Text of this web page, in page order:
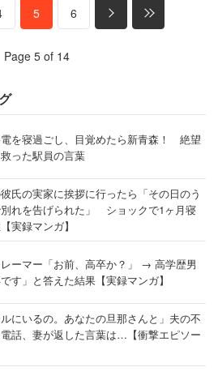
5 6
Page 5 of 14
を寝過ごし、目覚めたら新青森！ 絶望
った駅員の言葉
氏の実家に挨拶に行ったら「その日のう
れを告げられた」 ショックで1ヶ月寝
実録マンガ】
ーマー「お前、高卒か？」 → 高学歴男
す」と答えた結果【実録マンガ】
ルにいるの。あなたの旦那さんと」夫の不
話、妻が返した言葉は…【衝撃エピソー